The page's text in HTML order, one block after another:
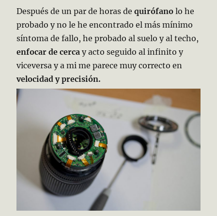
Después de un par de horas dequirófano lo he
probado y no le he encontrado el más mínimo
síntoma de fallo, he probado al suelo y al techo,
enfocar de cerca y acto seguido al infinito y
viceversa y a mi me parece muy correcto en
velocidad y precisión.